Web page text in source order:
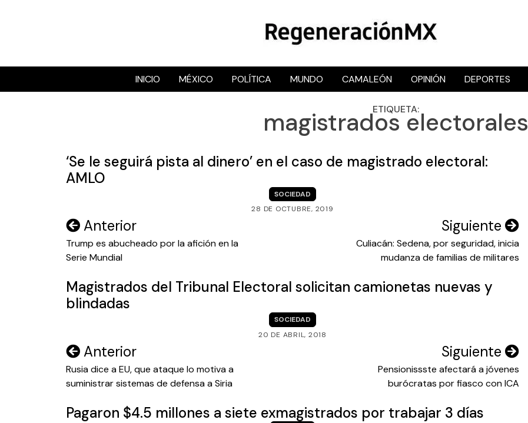
RegeneraciónMX
Sitio de noticias libre e independiente
INICIO MÉXICO POLÍTICA MUNDO CAMALEÓN OPINIÓN DEPORTES
ETIQUETA:
magistrados electorales
‘Se le seguirá pista al dinero’ en el caso de magistrado electoral:
AMLO
SOCIEDAD
28 DE OCTUBRE, 2019
Navegación
de
Anterior
Trump es abucheado por la afición en la
Serie Mundial
Siguiente
Culiacán: Sedena, por seguridad, inicia
mudanza de familias de militares
Magistrados del Tribunal Electoral solicitan camionetas nuevas y
blindadas
SOCIEDAD
20 DE ABRIL, 2018
Navegación
de
Anterior
Rusia dice a EU, que ataque lo motiva a
suministrar sistemas de defensa a Siria
Siguiente
Pensionissste afectará a jóvenes
burócratas por fiasco con ICA
Pagaron $4.5 millones a siete exmagistrados por trabajar 3 días